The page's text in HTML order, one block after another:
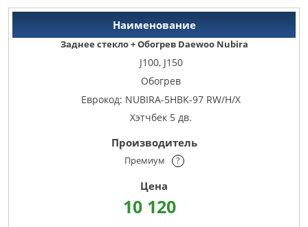
Заднее стекло + Обогрев Daewoo Nubira
J100, J150
Обогрев
Еврокод: NUBIRA-5HBK-97 RW/H/X
Хэтчбек 5 дв.
Премиум ?
10 120